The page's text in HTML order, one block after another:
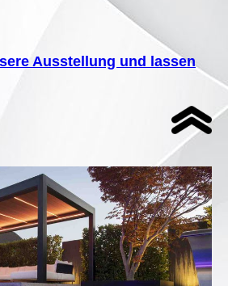
Ausstellung und lassen